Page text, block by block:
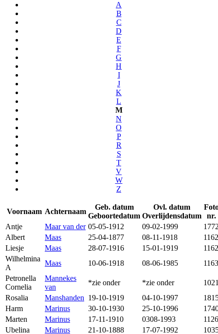
A
B
C
D
E
F
G
H
I
J
K
L
M
N
O
P
R
S
T
V
W
Z
Voornaam Achternaam
Geb. datum
Geboortedatum
Ovl. datum
Overlijdensdatum
nr.
Antje
Maar van der 05-05-1912 09-02-1999
Albert
Maas 25-04-1877 08-11-1918
1162
Liesje
Maas 28-07-1916 15-01-1919
1162
Wilhelmina
A
Maas 10-06-1918 08-06-1985
1163
Petronella
Cornelia
Mannekes
van
*zie onder *zie onder
Rosalia
Manshanden 19-10-1919 04-10-1997
Harm
Marinus 30-10-1930 25-10-1996
Marten
Marinus 17-11-1910 0308-1993
1126
Ubelina
Marinus 21-10-1888 17-07-1992